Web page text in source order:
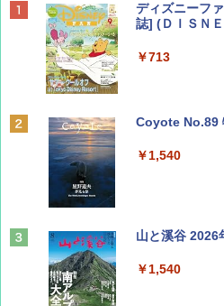
ディズニーフ
誌] (ＤＩＳＮ
￥713
Coyote No.89
￥1,540
山と溪谷 2026
￥1,540